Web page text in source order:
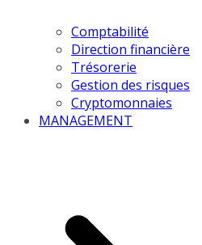
Comptabilité
Direction financière
Trésorerie
Gestion des risques
Cryptomonnaies
MANAGEMENT